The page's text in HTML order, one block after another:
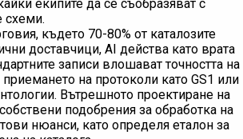
екипите да се съобразяват с
схеми.
където 70-80% от каталозите
доставчици, AI действа като врата
записи влошават точността на
на протоколи като GS1 или
Вътрешното проектиране на
подобрения за обработка на
нюанси, като определя еталон за